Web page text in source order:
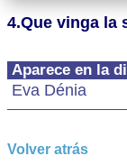
Aparece en la
Eva Dénia
4.Que vinga la
Volver atrás